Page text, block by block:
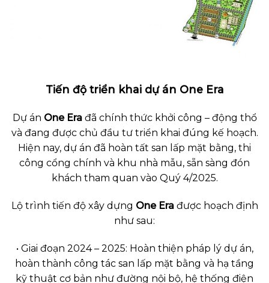
Tiến độ triển khai dự án One Era
Dự án One Erađã chính thức khởi công – động thổ
và đang được chủ đầu tư triển khai đúng kế hoạch.
Hiện nay, dự án đã hoàn tất san lấp mặt bằng, thi
công cổng chính và khu nhà mẫu, sẵn sàng đón
khách tham quan vào Quý 4/2025.
Lộ trình tiến độ xây dựng One Erađược hoạch định
như sau:
• Giai đoạn 2024 – 2025: Hoàn thiện pháp lý dự án,
hoàn thành công tác san lấp mặt bằng và hạ tầng
kỹ thuật cơ bản như đường nội bộ, hệ thống điện